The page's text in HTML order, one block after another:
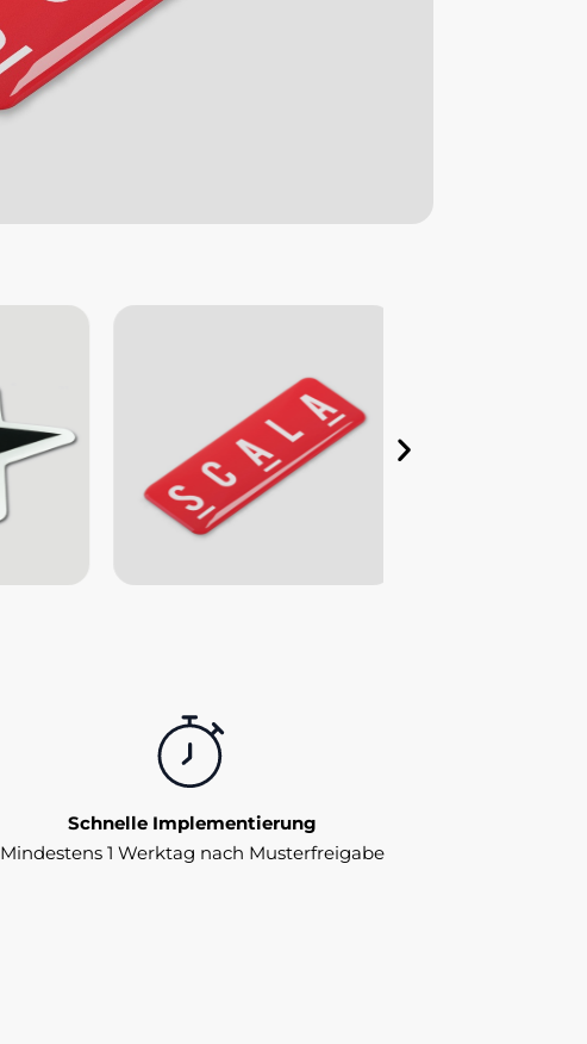
Schnelle Implementierung
Mindestens 1 Werktag nach Musterfreigabe